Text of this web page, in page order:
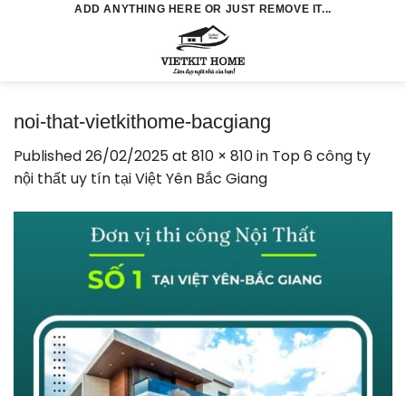
ADD ANYTHING HERE OR JUST REMOVE IT...
noi-that-vietkithome-bacgiang
Published26/02/2025at 810 × 810in Top 6 công ty
nội thất uy tín tại Việt Yên Bắc Giang